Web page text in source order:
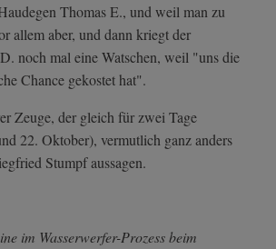
Thomas E., und weil man zu
allem aber, und dann kriegt der
noch mal eine Watschen, weil "uns die
Chance gekostet hat".
Zeuge, der gleich für zwei Tage
22. Oktober), vermutlich ganz anders
Stumpf aussagen.
im Wasserwerfer-Prozess beim